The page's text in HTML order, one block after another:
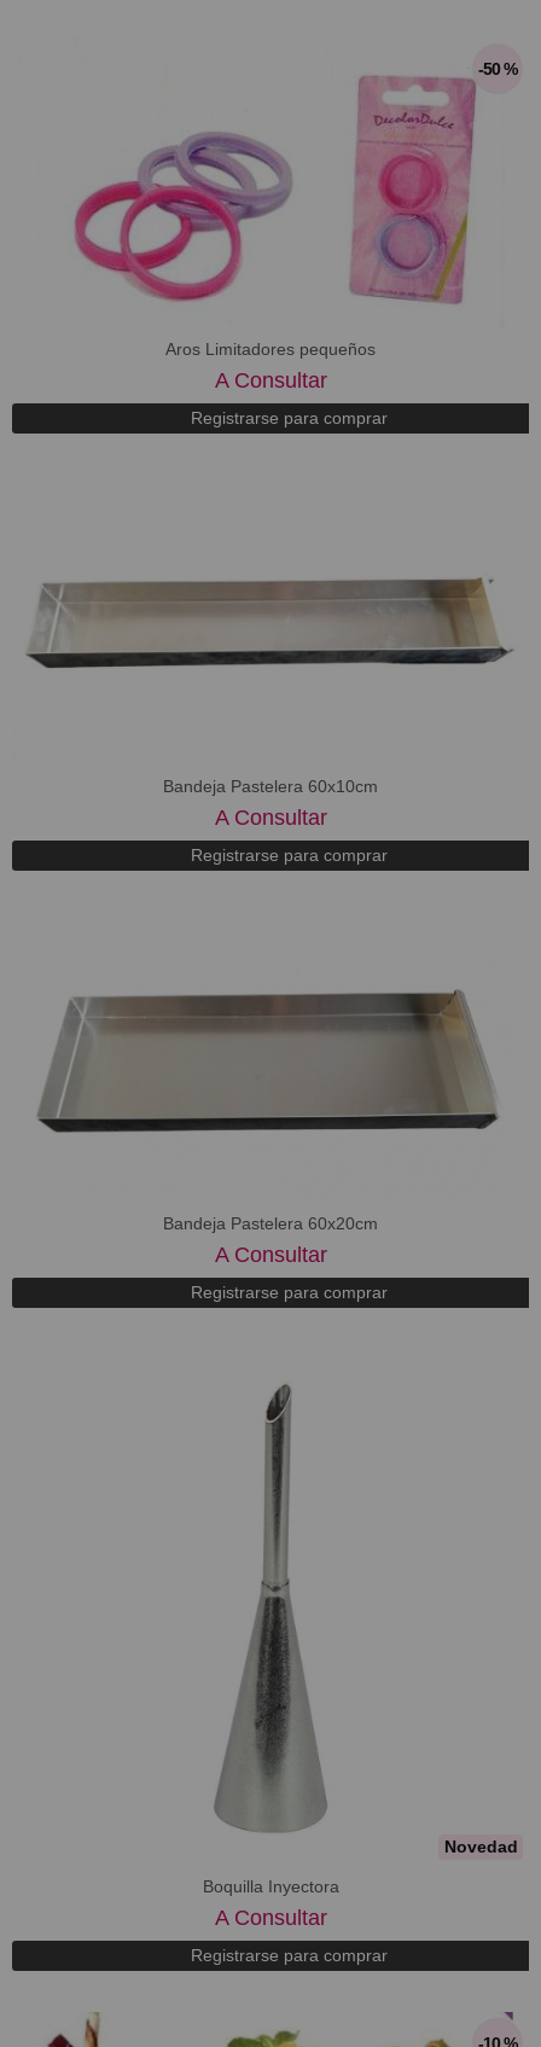
-50 %
Aros Limitadores pequeños
A Consultar
Registrarse para comprar
Bandeja Pastelera 60x10cm
A Consultar
Registrarse para comprar
Bandeja Pastelera 60x20cm
A Consultar
Registrarse para comprar
Novedad
Boquilla Inyectora
A Consultar
Registrarse para comprar